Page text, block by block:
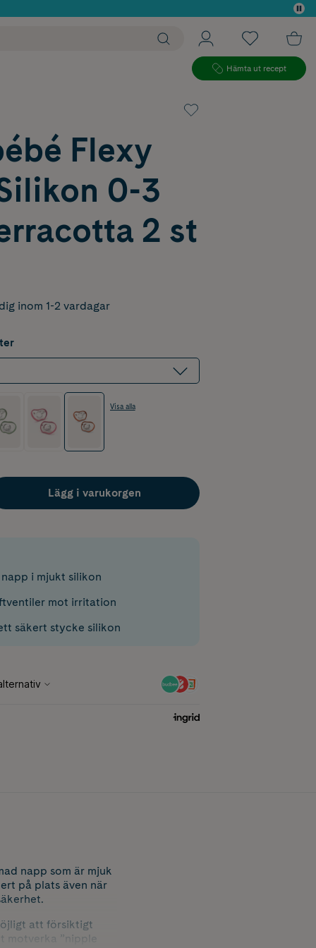
Hämta ut recept
Flexy
0-3
2 st
inom 1-2 vardagar
Visa alla
Lägg i varukorgen
i mjukt silikon
mot irritation
säkert stycke silikon
napp som är mjuk
på plats även när
att försiktigt
motverka ”nipple